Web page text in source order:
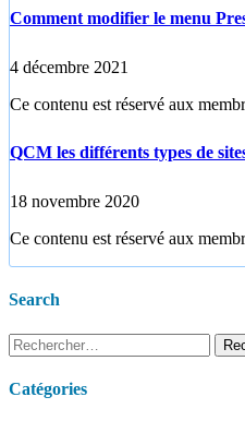
Comment modifier le menu
4 décembre 2021
Ce contenu est réservé aux
QCM les différents types de
18 novembre 2020
Ce contenu est réservé aux
Search
Rechercher :
Catégories